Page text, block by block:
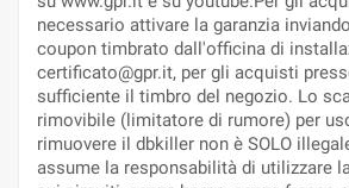
necessario attivare la garanzia
coupon timbrato dall'officina di
certificato@gpr.it, per gli acquisti
sufficiente il timbro del negozio. Lo
rimovibile (limitatore di rumore) per
rimuovere il dbkiller non è SOLO
assume la responsabilità di utilizzare